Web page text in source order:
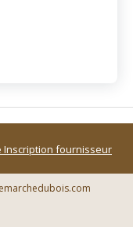
Inscription fournisseur